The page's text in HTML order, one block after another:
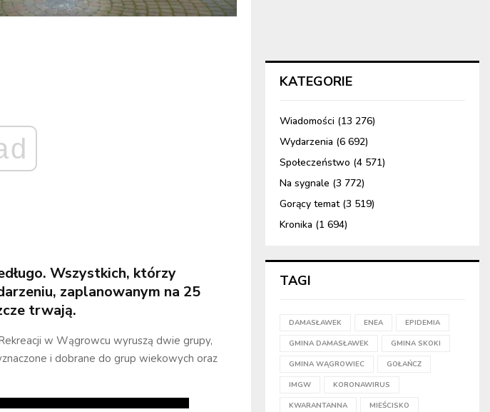
Wszystkich, którzy
zaplanowanym na 25
trwają.
w Wągrowcu wyruszą dwie grupy,
i dobrane do grup wiekowych oraz
KATEGORIE
Wiadomości (13 276)
Wydarzenia (6 692)
Społeczeństwo (4 571)
Na sygnale (3 772)
Gorący temat(3 519)
Kronika (1 694)
TAGI
DAMASŁAWEK ENEA EPIDEMIA
GMINA DAMASŁAWEK GMINA SKOKI
GMINA WĄGROWIEC GOŁAŃCZ
IMGW KORONAWIRUS
KWARANTANNA MIEŚCISKO